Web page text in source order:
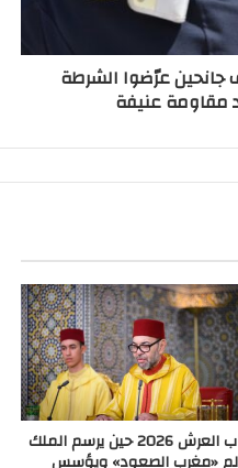
جانحين عرّضوا الشرطة
مقاومة عنيفة
خطاب العرش 2026 حين يرسم الملك